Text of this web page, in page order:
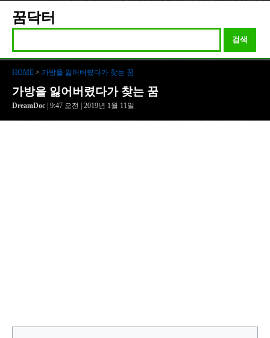
꿈닥터
검색
HOME > 가방을 잃어버렸다가 찾는 꿈
가방을 잃어버렸다가 찾는 꿈
DreamDoc | 9:47 오전 | 2019년 1월 11일